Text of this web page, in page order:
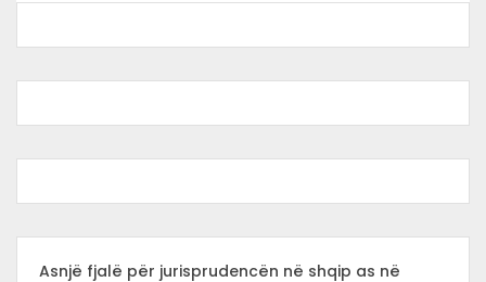
Asnjë fjalë për jurisprudencën në shqip as në